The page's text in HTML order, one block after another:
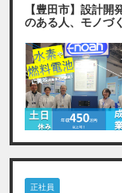
【豊田市】設計
のある人、モノづ
正社員